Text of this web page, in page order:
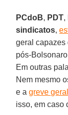
PCdoB, PDT,
sindicatos,
geral capazes
pós-
Em outras
Nem mesmo
e agreve
isso, em caso